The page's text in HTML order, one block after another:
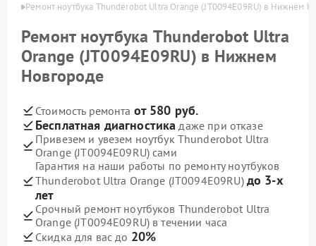
Ремонт ноутбука Thunderobot Ultra Orange (JT0094E09RU) в Нижнем
Ремонт ноутбука Thunderobot Ultra
Orange (JT0094E09RU) в Нижнем
Новгороде
Стоимость ремонта от 580 руб.
Бесплатная диагностика даже при отказе
Привезем и увезем ноутбук Thunderobot Ultra
Orange (JT0094E09RU) сами
Гарантия на наши работы по ремонту ноутбуков
Thunderobot Ultra Orange (JT0094E09RU) до 3-х
лет
Срочный ремонт ноутбуков Thunderobot Ultra
Orange (JT0094E09RU) в течении часа
Скидка для вас до 20%